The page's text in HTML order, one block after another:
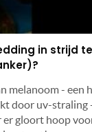
in strijd
melanoom - een
door uv-straling
er gloort hoop